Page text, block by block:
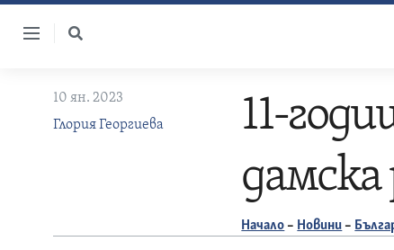
Skip
10 ян. 2023
Глория Георгиева
11-
Начало – Новини –